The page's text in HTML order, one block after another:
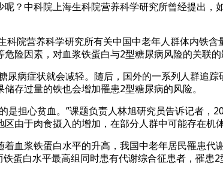
？中科院上海生科院营养科学研究所曾经提出，
科院营养科学研究所有关中国中老年人群体内
险因素，对血浆铁蛋白与2型糖尿病风险的关联的
病症状就会减轻。随后，国外的一系列人群追
存过量的铁也会增加罹患2型糖尿病的风险。
担心贫血。”课题负责人林旭研究员告诉记者，
由于肉食摄入的增加，在部分人群中可能存在机
血浆铁蛋白水平的升高，我国中老年居民罹患代
蛋白水平最高组同时患有代谢综合征患者，罹患